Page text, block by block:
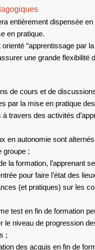
entièrement dispensée en
en pratique.
“apprentissage par
une grande flexibilité
de cours et de
par la mise en pratique
à travers des activités
en autonomie sont
groupe ;
la formation, l’apprenant
pour faire l’état des
(et pratiques) sur les
test en fin de formation
le niveau de progression
;
des acquis en fin de